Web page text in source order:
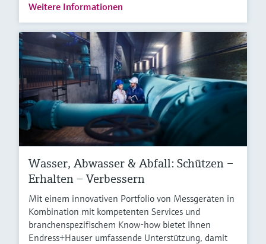
Weitere Informationen
Wasser, Abwasser & Abfall: Schützen –
Erhalten – Verbessern
Mit einem innovativen Portfolio von Messgeräten in
Kombination mit kompetenten Services und
branchenspezifischem Know-how bietet Ihnen
Endress+Hauser umfassende Unterstützung, damit